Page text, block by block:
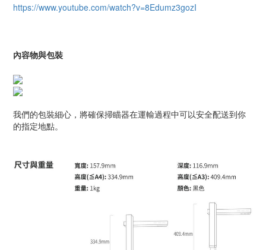
https://www.youtube.com/watch?v=8Edumz3gozI
內容物與包裝
我們的包裝細心，將確保掃瞄器在運輸過程中可以安全配送到你
的指定地點。